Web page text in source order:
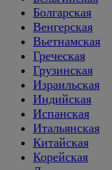
Болгарская
Венгерская
Вьетнамская
Греческая
Грузинская
Израильская
Индийская
Испанская
Итальянская
Китайская
Корейская